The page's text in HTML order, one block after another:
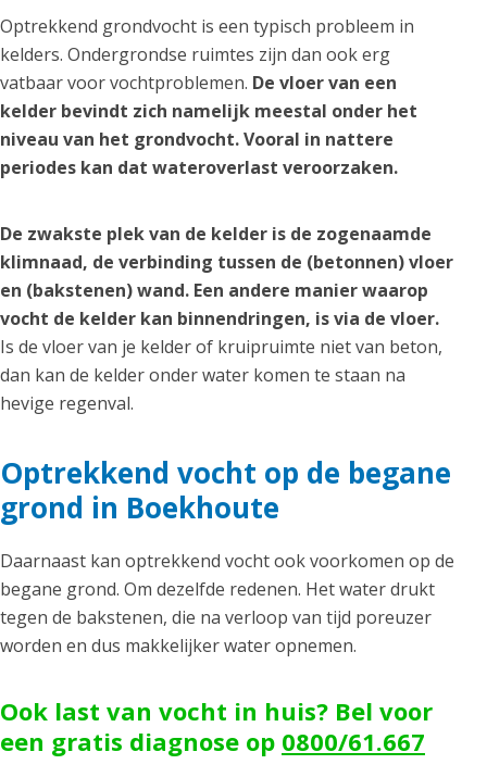
Optrekkend grondvocht is een typisch probleem in
kelders. Ondergrondse ruimtes zijn dan ook erg
vatbaar voor vochtproblemen. De vloer van een
kelder bevindt zich namelijk meestal onder het
niveau van het grondvocht. Vooral in nattere
periodes kan dat wateroverlast veroorzaken.
De zwakste plek van de kelder is de zogenaamde
klimnaad, de verbinding tussen de (betonnen) vloer
en (bakstenen) wand. Een andere manier waarop
vocht de kelder kan binnendringen, is via de vloer.
Is de vloer van je kelder of kruipruimte niet van beton,
dan kan de kelder onder water komen te staan na
hevige regenval.
Optrekkend vocht op de begane
grond in Boekhoute
Daarnaast kan optrekkend vocht ook voorkomen op de
begane grond. Om dezelfde redenen. Het water drukt
tegen de bakstenen, die na verloop van tijd poreuzer
worden en dus makkelijker water opnemen.
Ook last van vocht in huis? Bel voor
een gratis diagnose op 0800/61.667